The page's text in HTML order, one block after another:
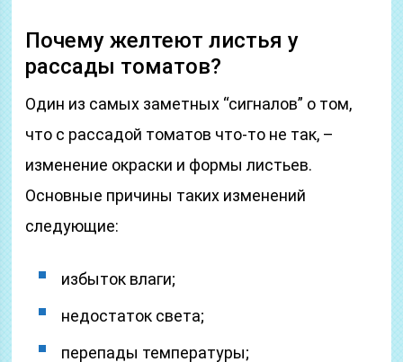
Почему желтеют листья у
рассады томатов?
Один из самых заметных “сигналов” о том,
что с рассадой томатов что-то не так, –
изменение окраски и формы листьев.
Основные причины таких изменений
следующие:
избыток влаги;
недостаток света;
перепады температуры;